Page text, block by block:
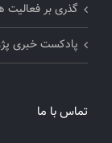
گذری بر
پادکست خبری
تماس با ما